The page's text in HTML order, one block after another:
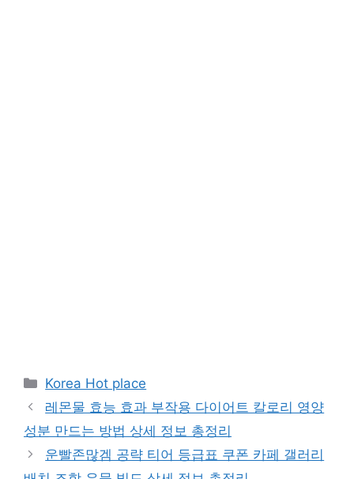
Categories
Korea Hot place
레몬물 효능 효과 부작용 다이어트 칼로리 영양
성분 만드는 방법 상세 정보 총정리
운빨존많겜 공략 티어 등급표 쿠폰 카페 갤러리